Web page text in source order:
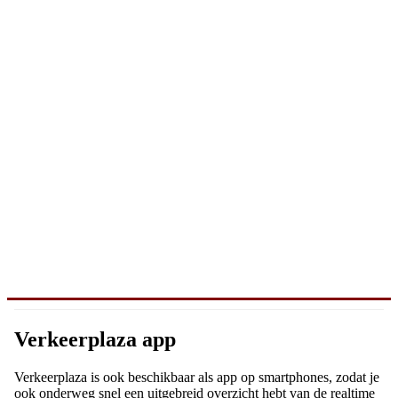
Verkeerplaza app
Verkeerplaza is ook beschikbaar als app op smartphones, zodat je
ook onderweg snel een uitgebreid overzicht hebt van de realtime